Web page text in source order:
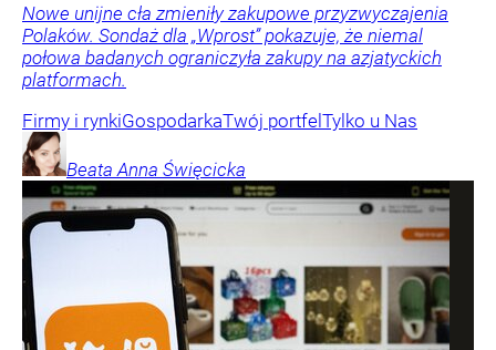
Nowe unijne cła zmieniły zakupowe przyzwyczajenia
Polaków. Sondaż dla „Wprost” pokazuje, że niemal
połowa badanych ograniczyła zakupy na azjatyckich
platformach.
Firmy i rynkiGospodarkaTwój portfelTylko u Nas
Beata Anna Święcicka